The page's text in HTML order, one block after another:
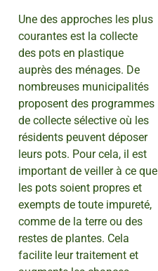
Une des approches les plus
courantes est la collecte
des pots en plastique
auprès des ménages. De
nombreuses municipalités
proposent des programmes
de collecte sélective où les
résidents peuvent déposer
leurs pots. Pour cela, il est
important de veiller à ce que
les pots soient propres et
exempts de toute impureté,
comme de la terre ou des
restes de plantes. Cela
facilite leur traitement et